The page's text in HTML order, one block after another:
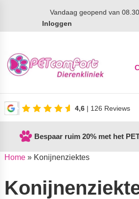
Vandaag geopend van
Inloggen
4,6 | 126 Reviews
Bespaar ruim 20% met het
Home» Konijnenziektes